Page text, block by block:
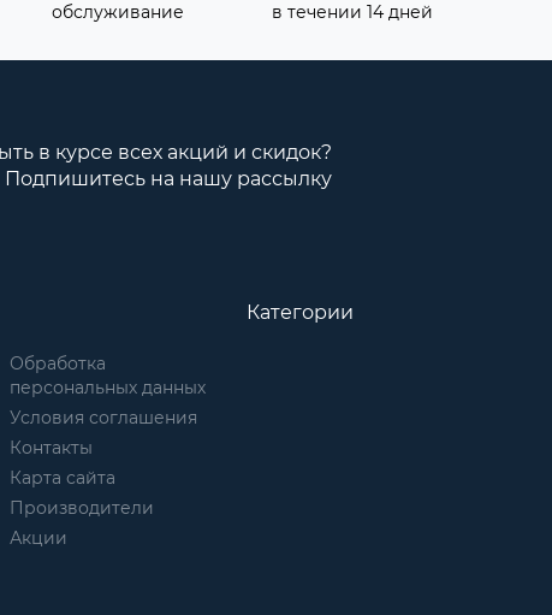
обслуживание
в течении 14 дней
в курсе всех акций и скидок?
Подпишитесь на нашу рассылку
Обработка
персональных данных
Условия соглашения
Контакты
Карта сайта
Производители
Акции
Категории